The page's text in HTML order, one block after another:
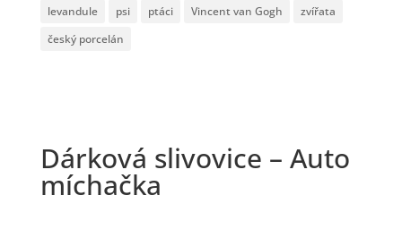
levandule
psi ptáci Vincent van Gogh
zvířata
český porcelán
Dárková slivovice – Auto
míchačka